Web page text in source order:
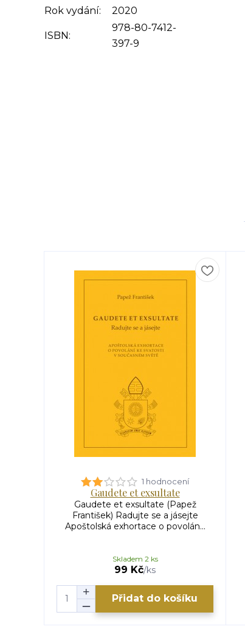
Rok vydání:
2020
ISBN:
978-80-7412-
397-9
1 hodnocení
Gaudete et exsultate
Gaudete et exsultate (Papež
František) Radujte se a jásejte
Apoštolská exhortace o povolán...
99 Kč/ks
Skladem 2 ks
Přidat do košíku